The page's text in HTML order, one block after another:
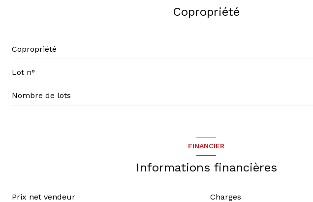
Copropriété
Copropriété
Lot n°
Nombre de lots
FINANCIER
Informations financières
Prix net vendeur
Charges